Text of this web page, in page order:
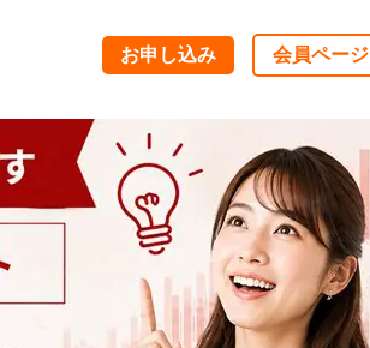
お申し込み 会員ページ